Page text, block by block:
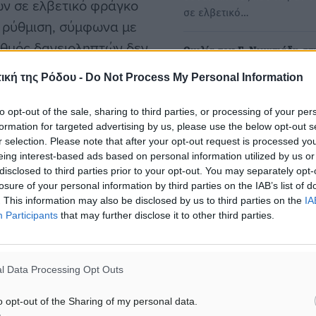
της Ρόδου - Do Not Process My Personal Information
opt-out of the sale, sharing to third parties, or processing of your
for targeted advertising by us, please use the below opt-out
selection. Please note that after your opt-out request is processed
interest-based ads based on personal information utilized by us
to third parties prior to your opt-out. You may separately
of your personal information by third parties on the IAB’s list of
This information may also be disclosed by us to third parties on the
Participants that may further disclose it to other third parties.
Data Processing Opt Outs
opt-out of the Sharing of my personal data.
σε ελβετικό φράγκο
ρύθμιση, σύμφωνα με
δανειοληπτών δεν
πληροί τα κριτήρια.
οι δανειολήπτες
στη ρύθμιση:
από τον Άρειο
φράγκο σε ευρώ
δημιουργηθεί και κατά
σε ελβετικό…
Ομιλία του Γ. Νικητιάδη
φράγκο
Τις προτάσεις του ΠΑΣΟΚ
αντιμετώπιση του ιδιωτικού
χρέους που αγγίζει…
Βασίλης Α. Υψηλάντης:
«Αντιμετωπίζεται από την
Κυβέρνηση το πρόβλημα με
Κοσμήτορας της Βουλής,
Νικόλαος Α. Υψηλάντης,